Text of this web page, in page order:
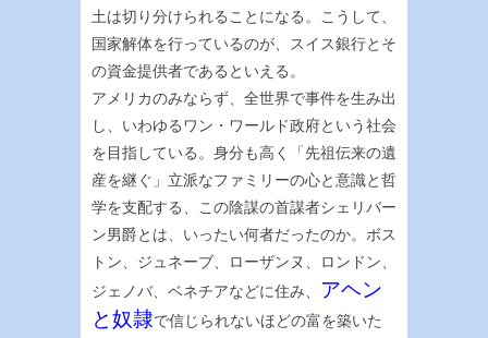
土は切り分けられることになる。こうして、
国家解体を行っているのが、スイス銀行とそ
の資金提供者であるといえる。
アメリカのみならず、全世界で事件を生み出
し、いわゆるワン・ワールド政府という社会
を目指している。身分も高く「先祖伝来の遺
産を継ぐ」立派なファミリーの心と意識と哲
学を支配する、この陰謀の首謀者シェリバー
ン男爵とは、いったい何者だったのか。ボス
トン、ジュネーブ、ローザンヌ、ロンドン、
ジェノバ、ベネチアなどに住み、
アヘン
と奴隷で信じられないほどの富を築いた